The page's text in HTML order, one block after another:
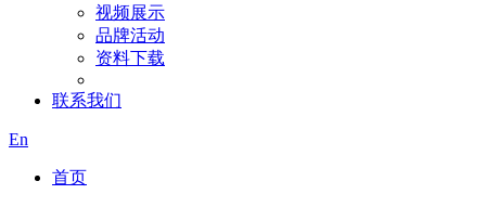
视频展示
品牌活动
资料下载
联系我们
En
首页